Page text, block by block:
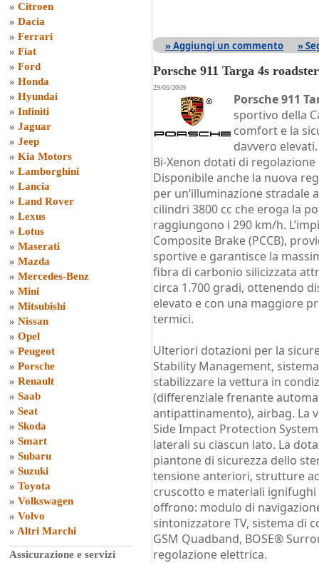
» Citroen
» Dacia
» Ferrari
» Fiat
» Ford
» Honda
» Hyundai
» Infiniti
» Jaguar
» Jeep
» Kia Motors
» Lamborghini
» Lancia
» Land Rover
» Lexus
» Lotus
» Maserati
» Mazda
» Mercedes-Benz
» Mini
» Mitsubishi
» Nissan
» Opel
» Peugeot
» Porsche
» Renault
» Saab
» Seat
» Skoda
» Smart
» Subaru
» Suzuki
» Toyota
» Volkswagen
» Volvo
» Altri Marchi
Assicurazione e servizi
» Aggiungi un commento »
Porsche 911 Targa 4s roadster
29/05/2009
Porsche 911
sportivo della
comfort e la
davvero
Bi-Xenon dotati di
Disponibile anche la nuova
per un’illuminazione stradale
cilindri 3800 cc che eroga la
raggiungono i 290 km/h.
Composite Brake (PCCB),
sportive e garantisce la
fibra di carbonio silicizzata
circa 1.700 gradi, ottenendo
elevato e con una maggiore
termici.
Ulteriori dotazioni per la
Stability Management,
stabilizzare la vettura in
(differenziale frenante
antipattinamento), airbag. La
Side Impact Protection
laterali su ciascun lato. La
piantone di sicurezza dello
tensione anteriori, strutture
cruscotto e materiali
offrono: modulo di
sintonizzatore TV, sistema di
GSM Quadband, BOSE®
regolazione elettrica.